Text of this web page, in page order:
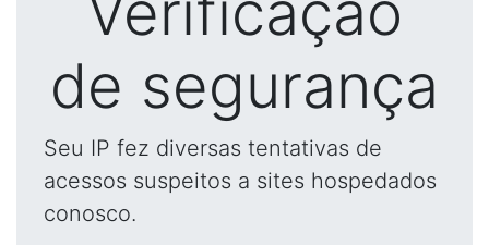
de segurança
Seu IP fez diversas tentativas de
acessos suspeitos a sites hospedados
conosco.